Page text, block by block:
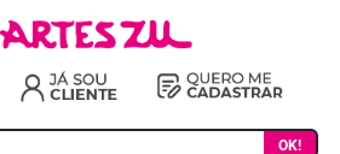
OK!